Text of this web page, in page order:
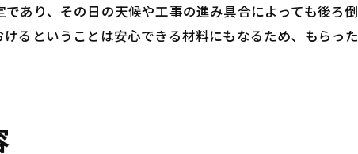
あり、その日の天候や工事の進み具合によっても後ろ
るということは安心できる材料にもなるため、もらっ